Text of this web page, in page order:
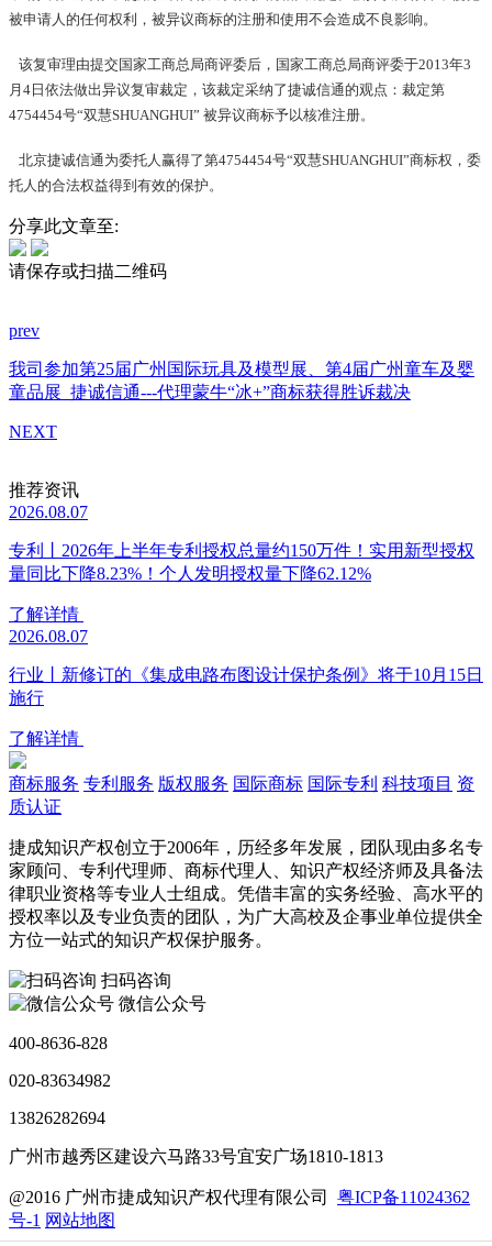
被申请人的任何权利，被异议商标的注册和使用不会造成不良影响。
该复审理由提交国家工商总局商评委后，国家工商总局商评委于2013年3
月4日依法做出异议复审裁定，该裁定采纳了捷诚信通的观点：裁定第
4754454号“双慧SHUANGHUI” 被异议商标予以核准注册。
北京捷诚信通为委托人赢得了第4754454号“双慧SHUANGHUI”商标权，委
托人的合法权益得到有效的保护。
分享此文章至:
请保存或扫描二维码
prev
我司参加第25届广州国际玩具及模型展、第4届广州童车及婴
童品展 捷诚信通---代理蒙牛“冰+”商标获得胜诉裁决
NEXT
推荐资讯
2026.08.07
专利丨2026年上半年专利授权总量约150万件！实用新型授权
量同比下降8.23%！个人发明授权量下降62.12%
了解详情
2026.08.07
行业丨新修订的《集成电路布图设计保护条例》将于10月15日
施行
了解详情
商标服务 专利服务 版权服务 国际商标 国际专利 科技项目 资
质认证
捷成知识产权创立于2006年，历经多年发展，团队现由多名专
家顾问、专利代理师、商标代理人、知识产权经济师及具备法
律职业资格等专业人士组成。凭借丰富的实务经验、高水平的
授权率以及专业负责的团队，为广大高校及企事业单位提供全
方位一站式的知识产权保护服务。
扫码咨询
微信公众号
400-8636-828
020-83634982
13826282694
广州市越秀区建设六马路33号宜安广场1810-1813
@2016 广州市捷成知识产权代理有限公司 粤ICP备11024362
号-1 网站地图